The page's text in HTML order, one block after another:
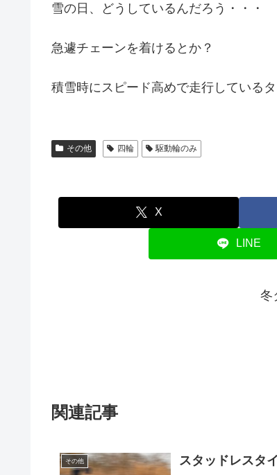
雪の日、どうしているんだろう・・・
急遽チェーンを着けるとか？
積雪時にスピード高めで走行している
その他 四輪 駆動輪のみ
X
LINE
冬
関連記事
その他 スタッドレスタ